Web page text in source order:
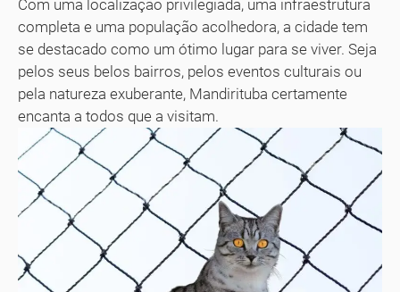
Com uma localização privilegiada, uma infraestrutura
completa e uma população acolhedora, a cidade tem
se destacado como um ótimo lugar para se viver. Seja
pelos seus belos bairros, pelos eventos culturais ou
pela natureza exuberante, Mandirituba certamente
encanta a todos que a visitam.